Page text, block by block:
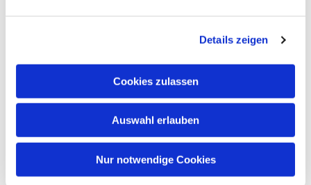
Details zeigen
Cookies zulassen
Auswahl erlauben
Nur notwendige Cookies